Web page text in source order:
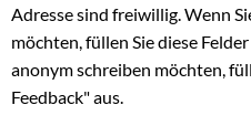
Adresse sind freiwillig. Wenn
möchten, füllen Sie diese
anonym schreiben möchten,
Feedback" aus.